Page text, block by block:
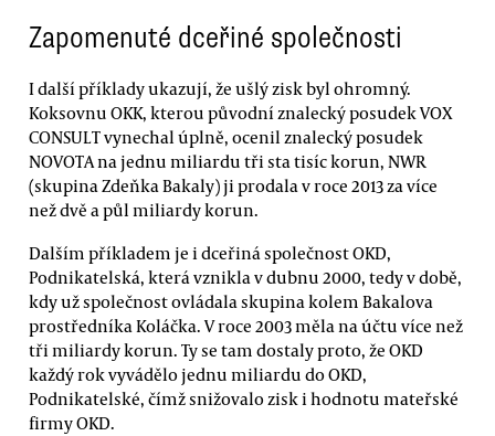
Zapomenuté dceřiné společnosti
I další příklady ukazují, že ušlý zisk byl ohromný.
Koksovnu OKK, kterou původní znalecký posudek VOX
CONSULT vynechal úplně, ocenil znalecký posudek
NOVOTA na jednu miliardu tři sta tisíc korun, NWR
(skupina Zdeňka Bakaly) ji prodala v roce 2013 za více
než dvě a půl miliardy korun.
Dalším příkladem je i dceřiná společnost OKD,
Podnikatelská, která vznikla v dubnu 2000, tedy v době,
kdy už společnost ovládala skupina kolem Bakalova
prostředníka Koláčka. V roce 2003 měla na účtu více než
tři miliardy korun. Ty se tam dostaly proto, že OKD
každý rok vyvádělo jednu miliardu do OKD,
Podnikatelské, čímž snižovalo zisk i hodnotu mateřské
firmy OKD.